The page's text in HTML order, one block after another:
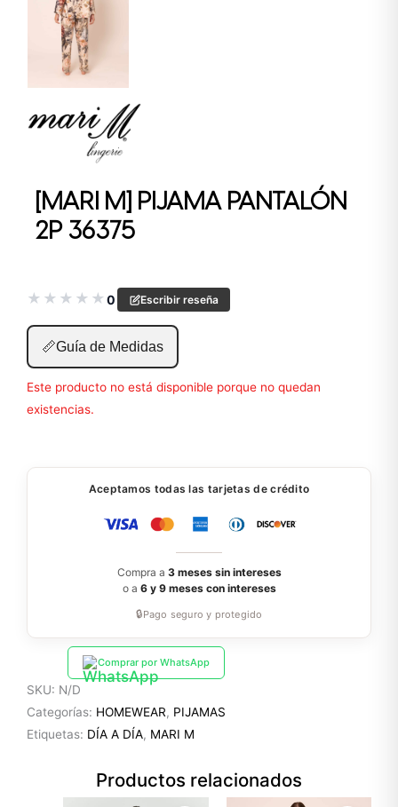
[MARI M] PIJAMA PANTALÓN
2P 36375
★ ★ ★ ★ ★0 Escribir reseña
📏Guía de Medidas
Este producto no está disponible porque no quedan
existencias.
Aceptamos todas las tarjetas de crédito
Compra a 3 meses sin intereses
o a 6 y 9 meses con intereses
🔒Pago seguro y protegido
Comprar por WhatsApp
SKU: N/D
Categorías: HOMEWEAR, PIJAMAS
Etiquetas: DÍA A DÍA, MARI M
Productos relacionados